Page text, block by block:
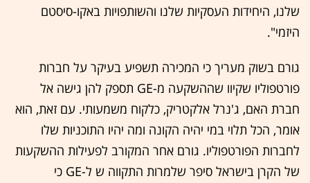
שלנו, היחידות העסקיות שלנו והשותפויות באקו-סיסטם
היזמי".
גורם בשוק מעריך כי המכירה תשפיע בעיקר על חברות
פורטפוליו שקיוו שההשקעה מ-GE תספק להן גישה אל
חברת האם, ג'נרל אלקטריק, כלקוח משמעותי. עם זאת, הוא
אומר, הכל תלוי במי יהיה הקונה ומה יהיו התוכניות שלו
לחברות הפורטפוליו. גורם אחר המקורב לפעילות ההשקעות
של הקרן בישראל סיפר שלמרות התקווה ש ל-GE כי